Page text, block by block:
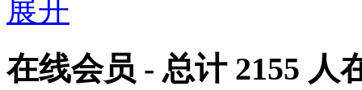
在线会员 - 总计 2155 人